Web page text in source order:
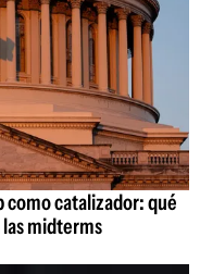
como catalizador: qué
las midterms